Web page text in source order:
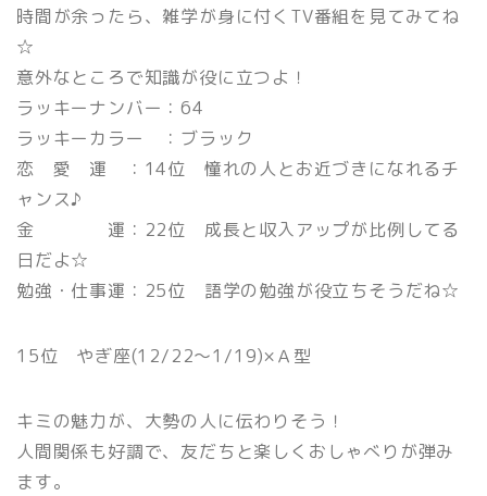
時間が余ったら、雑学が身に付くTV番組を見てみてね
☆
意外なところで知識が役に立つよ！
ラッキーナンバー：64
ラッキーカラー ：ブラック
恋 愛 運 ：14位 憧れの人とお近づきになれるチ
ャンス♪
金 運：22位 成長と収入アップが比例してる
日だよ☆
勉強・仕事運：25位 語学の勉強が役立ちそうだね☆
15位 やぎ座(12/22〜1/19)×Ａ型
キミの魅力が、大勢の人に伝わりそう！
人間関係も好調で、友だちと楽しくおしゃべりが弾み
ます。